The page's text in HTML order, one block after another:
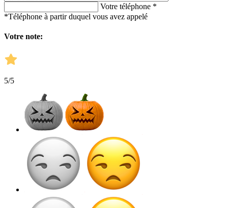
Votre téléphone *
*Téléphone à partir duquel vous avez appelé
Votre note:
5/5